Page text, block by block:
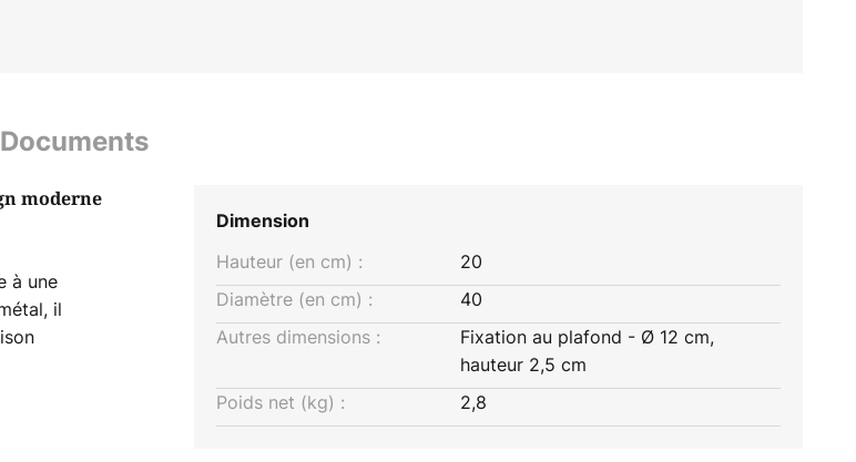
Documents
moderne
à une
il
aux styles
Dimension
Hauteur (en cm) :
20
Diamètre (en cm) :
40
Autres dimensions :
Fixation au plafond - Ø 12 cm,
hauteur 2,5 cm
Poids net (kg) :
2,8